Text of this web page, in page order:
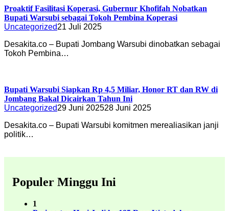
Proaktif Fasilitasi Koperasi, Gubernur Khofifah Nobatkan
Bupati Warsubi sebagai Tokoh Pembina Koperasi
Uncategorized21 Juli 2025
Desakita.co – Bupati Jombang Warsubi dinobatkan sebagai
Tokoh Pembina…
Bupati Warsubi Siapkan Rp 4,5 Miliar, Honor RT dan RW di
Jombang Bakal Dicairkan Tahun Ini
Uncategorized29 Juni 202528 Juni 2025
Desakita.co – Bupati Warsubi komitmen merealiasikan janji
politik…
Populer Minggu Ini
1